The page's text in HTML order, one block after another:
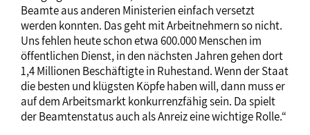
Beamte aus anderen Ministerien einfach versetzt
werden konnten. Das geht mit Arbeitnehmern so nicht.
Uns fehlen heute schon etwa 600.000 Menschen im
öffentlichen Dienst, in den nächsten Jahren gehen dort
1,4 Millionen Beschäftigte in Ruhestand. Wenn der Staat
die besten und klügsten Köpfe haben will, dann muss er
auf dem Arbeitsmarkt konkurrenzfähig sein. Da spielt
der Beamtenstatus auch als Anreiz eine wichtige Rolle.“